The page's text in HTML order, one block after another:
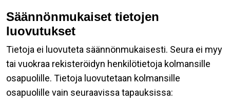
Säännönmukaiset tietojen
luovutukset
Tietoja ei luovuteta säännönmukaisesti. Seura ei myy
tai vuokraa rekisteröidyn henkilötietoja kolmansille
osapuolille. Tietoja luovutetaan kolmansille
osapuolille vain seuraavissa tapauksissa: